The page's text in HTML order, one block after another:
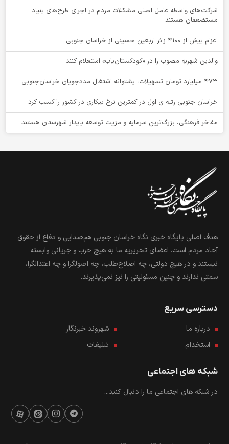
شرکت‌های واسطه عامل اصلی مشکلات مردم در اجرای طرح‌های بنیاد
مستضعفان هستند
اعزام بیش از 4100 زائر اربعین حسینی از خراسان جنوبی
والدین شهریه مصوب را در «کودکستان‌یاب» استعلام کنند
۴۷۳ میلیارد تومان تسهیلات، پشتوانه اشتغال مددجویان خراسان‌جنوبی
خراسان جنوبی رتبه ی اول در کمترین نرخ بیکاری در کشور را کسب کرد
مفاخر فرهنگی، بزرگ‌ترین سرمایه و مزیت توسعه پایدار شهرستان هستند
هدف اصلی پایگاه خبری نگاه خراسان جنوبی هم‌صدایی و دفاع از حقوق
آحاد مردم است. اعضای تحریریه ما به هیچ حزب و جریانی وابسته
نیستند و در هیچ دولتی، چه اصلاح‌طلب، چه اصولگرا و چه اعتدالگرا،
سمتی ندارند و چنین مسئولیتی را نیز نمی‌پذیرند.
دسترسی سریع
درباره ما
شهروند خبرنگار
استخدام
تبلیغات
شبکه های اجتماعی
در شبکه های اجتماعی ما را دنبال کنید...